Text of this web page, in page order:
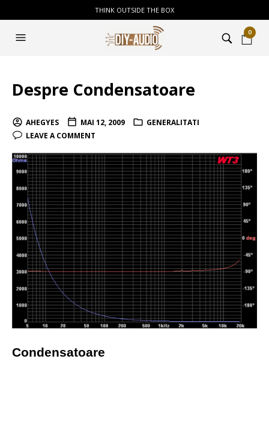
THINK OUTSIDE THE BOX
0
Despre Condensatoare
AHEGYES MAI 12, 2009
GENERALITATI
LEAVE A COMMENT
Condensatoare